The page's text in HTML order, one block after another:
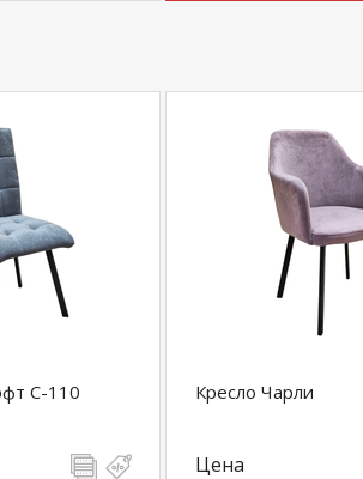
С-110 Кресло Чарли
Цена